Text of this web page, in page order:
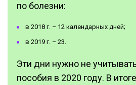
по болезни:
в 2018 г. – 12 календарных дней;
в 2019 г. – 23.
Эти дни нужно не
пособия в 2020 году. В